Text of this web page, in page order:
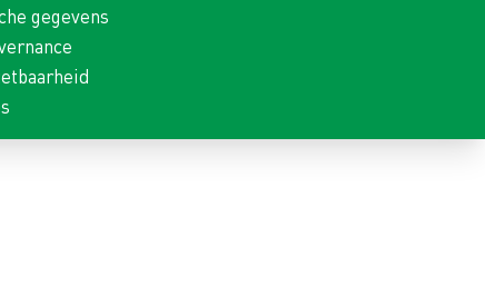
gegevens